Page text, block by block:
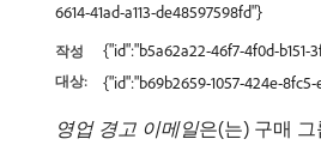
6614-41ad-a113-de48597598fd"}
작성
대상:
{"id":"b5a62a22-46f7-4f0d-b151-
{"id":"b69b2659-1057-424e-
영업 경고 이메일은(는) 구매